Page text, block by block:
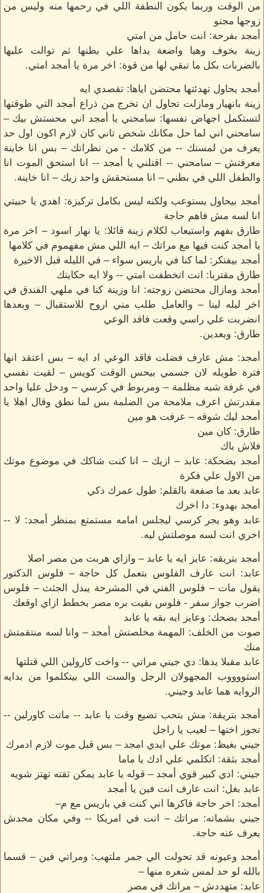
من الوقت وربما يكون النطفة اللي في رحمها منه وليس من
زوجها مجنو
أمجد بفرحة: انت حامل من امتي
زينة بخوف وهيا واضعة يداها علي بطنها ثم توالت عليها
بالضربات بكل ما تبقي لها من قوة: اخر مرة يا أمجد امتي.
أمجد يحاول تهدئتها محتضن اياها: تقصدي ايه
زينة بانهيار ومازلت تحاول ان تخرج من ذراع أمجد التي طوقتها
لتستكمل اجهاض نفسها: سامحني يا أمجد اني محستش بيك –
سامحني اني لما حل مكانك شخص تاني كان لازم اكون اول حد
يعرف من لمستك -- من كلامك - من نظراتك – بس انا خاينة
معرفتش – سامحني -- اقتلني يا أمجد -- انا استحق الموت انا
والطفل اللي في بطني – انا مستحقش واحد زيك – انا خاينة.
أمجد بيحاول يستوعب ولكنه ليس بكامل تركيزة: اهدي يا حبيتي
انا لسه مش فاهم حاجة
طارق بفهم واستيعاب لكلام زينة قائلا: يا نهار اسود – اخر مرة
يا أمجد كنت فيها مع مراتك – ايه اللي مش مفهموم في كلامها
أمجد بيفتكر: لما كنا في باريس سواء – في الليله قبل الاخيرة
طارق مقتربا: انت اتخطفت امتي -- ولا ايه حكايتك
أمجد ومازال محتضن زوجته: انا وزينة كنا في ملهي الفندق في
اخر ليله لينا – والعامل طلب مني اروح للاستقبال – وبعدها
انضربت علي راسي وقعت فاقد الوعي
طارق: وبعدين.
أمجد: مش عارف فضلت فاقد الوعي اد ايه – بس اعتقد انها
فترة طويله لان جسمي بيحس الوقت كويس – لقيت نفسي
في غرفة شبه مظلمة – ومربوط في كرسي – ودخل عليا واحد
مقدرتش اعرف ملامحة من الضلمة بس لما نطق وقال اهلا يا
أمجد ليك شوقه – عرفت هو مين
طارق: كان مين
فلاش باك
أمجد بضحكة: عابد – ازيك – انا كنت شاكك في موضوع موتك
من الاول علي فكرة
عابد بعد ما صفعة بالقلم: طول عمرك ذكي
أمجد بهدوء: دا اخرك
عابد وهو يجر كرسي ليجلس امامه مستمتع بمنظر أمجد: لا --
اخري انت لسه موصلتش ليه.
أمجد بتريقه: عايز ايه يا عابد – وازاي هربت من مصر اصلا
عابد: انت عارف الفلوس بتعمل كل حاجة – فلوس الدكتور
يقول مات – فلوس الفني في المشرحة يبدل الجثث – فلوس
اضرب جواز سفر - فلوس بقيت بره مصر بخطط ازاي اوقعك
أمجد بضحك: وعايز ايه بقه يا عابد
صوت من الخلف: المهمة مخلصتش أمجد – وانا لسه منتقمتش
منك
عابد مقبلا يدها: دي جيني مراتي -- واخت كارولين اللي قتلتها
استووووب المجهولان الرجل والست اللي بيتكلموا من بدايه
الروايه هما عابد وجيني.
أمجد بتريقة: مش بتحب تضيع وقت يا عابد -- ماتت كاورلين --
تجوز اختها – لعيب يا راجل
جيني بغيظ: موتك علي ايدي امجد – بس قبل موت لازم ادمرك
أمجد بثقة: اتكلمي علي ادك يا ماما
جيني: ادي كبير قوي أمجد – قوله يا عابد يمكن ثقته تهتز شويه
عابد بغل: انت عارف انت فين يا أمجد
أمجد: اخر حاجة فاكرها اني كنت في باريس مع م–
جيني بشماته: مراتك – انت في امريكا -- وفي مكان محدش
يعرف عنه حاجة.
أمجد وعيونه قد تحولت الي جمر ملتهب: ومراتي فين – قسما
بالله لو حد لمس شعره منها –
عابد: متهددش – مراتك في مصر